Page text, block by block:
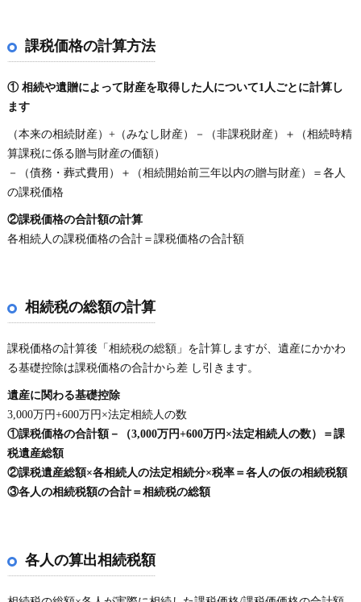
課税価格の計算方法
① 相続や遺贈によって財産を取得した人について1人ごとに計算し
ます
（本来の相続財産）+（みなし財産）－（非課税財産）＋（相続時精
算課税に係る贈与財産の価額）
－（債務・葬式費用）＋（相続開始前三年以内の贈与財産）＝各人
の課税価格
②課税価格の合計額の計算
各相続人の課税価格の合計＝課税価格の合計額
相続税の総額の計算
課税価格の計算後「相続税の総額」を計算しますが、遺産にかかわ
る基礎控除は課税価格の合計から差 し引きます。
遺産に関わる基礎控除
3,000万円+600万円×法定相続人の数
①課税価格の合計額－（3,000万円+600万円×法定相続人の数）＝課
税遺産総額
②課税遺産総額×各相続人の法定相続分×税率＝各人の仮の相続税額
③各人の相続税額の合計＝相続税の総額
各人の算出相続税額